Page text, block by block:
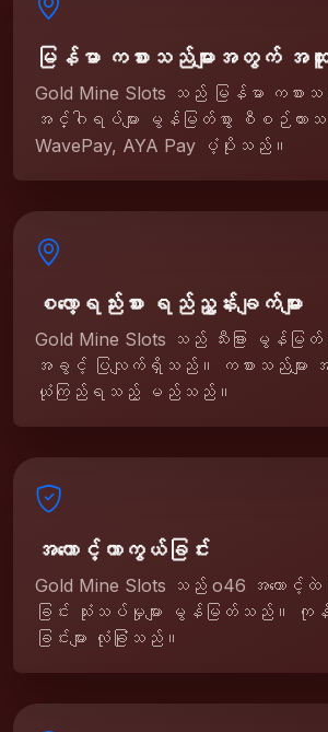
မြန်မာ ကစားသည်များအတွက်
Gold Mine Slots သည် မြန်မာ ကစားသည်
အင်္ဂါရပ်များ မွန်မြတ်စွာ စီစဉ်ထား
WavePay, AYA Pay ပံ့ပိုးသည်။
စလော့ရည်းစား ရည်ညွှန်းချက်များ
Gold Mine Slots သည် သီးခြား မွန်
အခွင့် ပြလျက်ရှိသည်။ ကစားသည်များ အက
ယုံကြည်ရသည့် မည်သည်။
အကောင့်ကာကွယ်ခြင်း
Gold Mine Slots သည် o46 အကောင့်
ခြင်း သုံးသပ်မှုများ မွန်မြတ်သည်။ ကု
ခြင်းများ လုံခြုံသည်။